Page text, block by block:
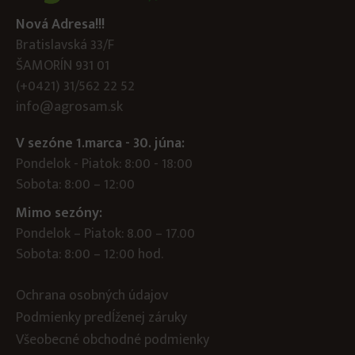
Nová Adresa!!!
Bratislavská 33/F
ŠAMORÍN 931 01
(+0421) 31/562 22 52
info@agrosam.sk
V sezóne 1.marca - 30. júna:
Pondelok - Piatok: 8:00 - 18:00
Sobota: 8:00 – 12:00
Mimo sezóny:
Pondelok – Piatok: 8.00 – 17.00
Sobota: 8:00 – 12:00 hod.
Ochrana osobných údajov
Podmienky predĺženej záruky
Všeobecné obchodné podmienky